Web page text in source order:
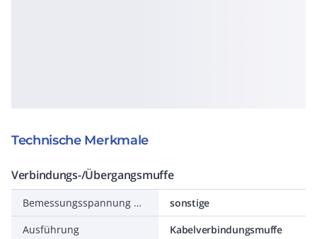
Technische Merkmale
Verbindungs-/Übergangsmuffe
Bemessungsspannung U0/U (Um)
sonstige
Ausführung
Kabelverbindungsmuffe